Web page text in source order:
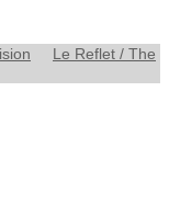
Le Reflet / The